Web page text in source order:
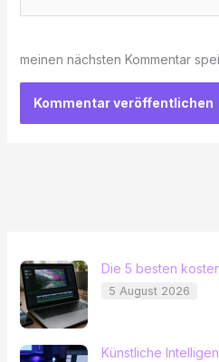
meinen nächsten Kommentar
Die 5 besten
5 August 2026
Künstliche